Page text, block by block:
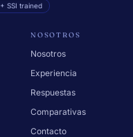
+ SSI trained
NOSOTROS
Nosotros
Experiencia
Respuestas
Comparativas
Contacto